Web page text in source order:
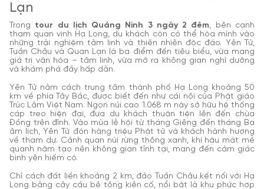
Lạn
Trong tour du lịch Quảng Ninh 3 ngày 2 đêm, bên cạnh
tham quan vịnh Hạ Long, du khách còn có thể hòa mình vào
những trải nghiệm tâm linh và thiên nhiên độc đáo. Yên Tử,
Tuần Châu và Quan Lạn là ba điểm đến tiêu biểu, vừa mang
giá trị văn hóa – tâm linh, vừa mở ra không gian nghỉ dưỡng
và khám phá đầy hấp dẫn.
Yên Tử nằm cách trung tâm thành phố Hạ Long khoảng 50
km về phía Tây Bắc, được biết đến như cái nôi của Phật giáo
Trúc Lâm Việt Nam. Ngọn núi cao 1.068 m này sở hữu hệ thống
cáp treo hiện đại, đưa du khách thuận tiện lên đến chùa
Đồng trên đỉnh. Vào mùa lễ hội từ tháng Giêng đến tháng Ba
âm lịch, Yên Tử đón hàng triệu Phật tử và khách hành hương
về tham dự. Cảnh quan núi rừng thông xanh, khí hậu mát mẻ
quanh năm tạo nên không gian tĩnh tại, mang đến cảm giác
bình yên hiếm có.
Chỉ cách đất liền khoảng 2 km, đảo Tuần Châu kết nối với Hạ
Long bằng cây cầu bê tông kiên cố, nổi bật là khu phức hợp